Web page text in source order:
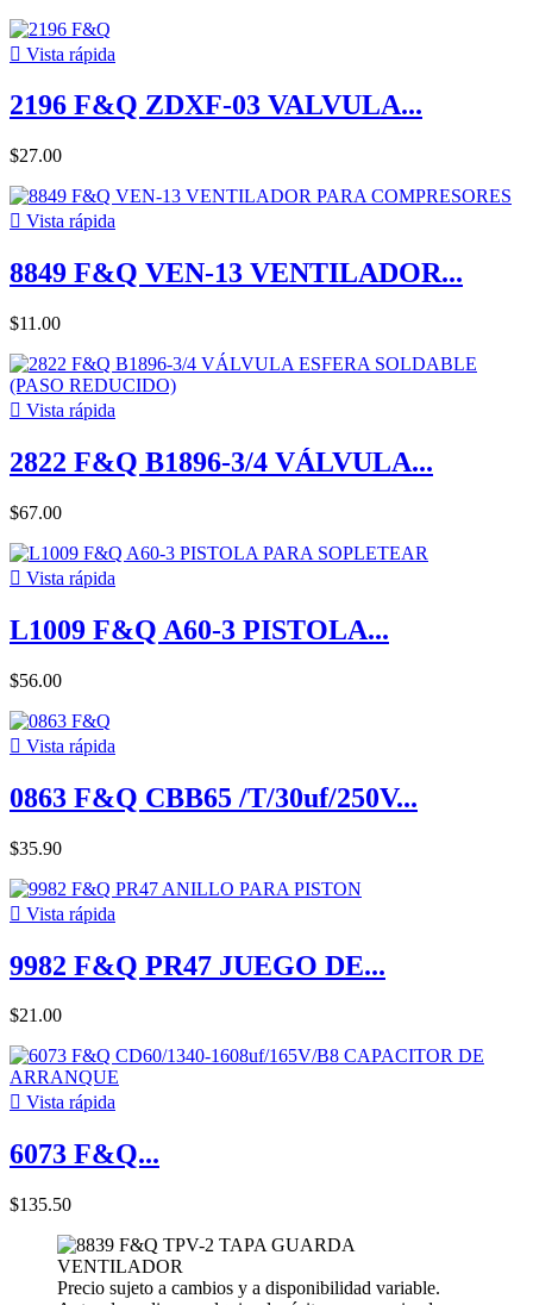
 Vista rápida
2196 F&Q ZDXF-03 VALVULA...
$27.00
 Vista rápida
8849 F&Q VEN-13 VENTILADOR...
$11.00
 Vista rápida
2822 F&Q B1896-3/4 VÁLVULA...
$67.00
 Vista rápida
L1009 F&Q A60-3 PISTOLA...
$56.00
 Vista rápida
0863 F&Q CBB65 /T/30uf/250V...
$35.90
 Vista rápida
9982 F&Q PR47 JUEGO DE...
$21.00
 Vista rápida
6073 F&Q...
$135.50
Precio sujeto a cambios y a disponibilidad variable.